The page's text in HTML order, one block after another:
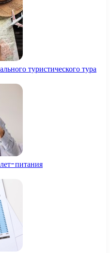
туристического тура
питания